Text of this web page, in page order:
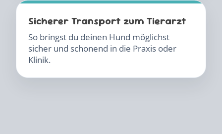
Sicherer Transport zum Tierarzt
So bringst du deinen Hund möglichst
sicher und schonend in die Praxis oder
Klinik.